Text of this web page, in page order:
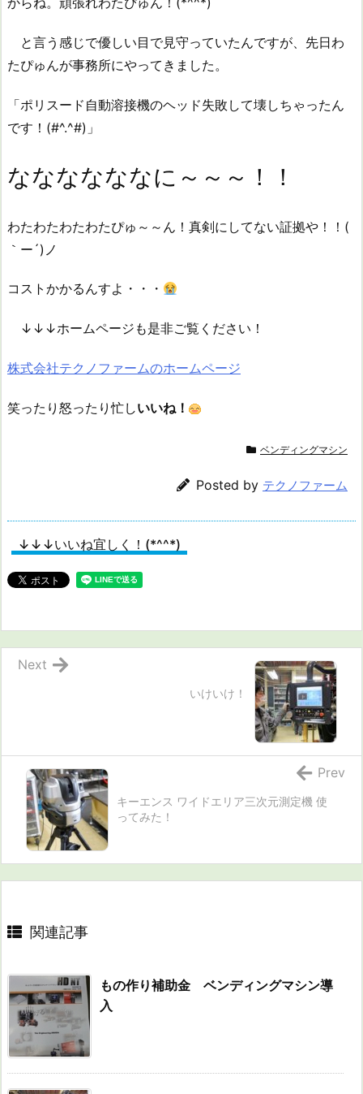
と言う感じで優しい目で見守っていたんですが、先日わ
たぴゅんが事務所にやってきました。
「ポリスード自動溶接機のヘッド失敗して壊しちゃったん
です！(#^.^#) 」
ななななななに～～～！！
わたわたわたわたぴゅ～～ん！真剣にしてない証拠や！！(
｀ー´)ノ
コストかかるんすよ・・・
↓↓↓ホームページも是非ご覧ください！
株式会社テクノファームのホームページ
笑ったり怒ったり忙しいいね！
ベンディングマシン
Posted by テクノファーム
↓↓↓いいね宜しく！(*^^*)
いけいけ！
Next
キーエンス ワイドエリア三次元測定機 使
ってみた！
Prev
関連記事
もの作り補助金 ベンディングマシン導
入